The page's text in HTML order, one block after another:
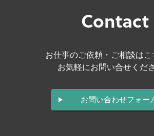
Contact
お仕事のご依頼・ご相談はこ
お気軽にお問い合せくだ
お問い合わせフォー